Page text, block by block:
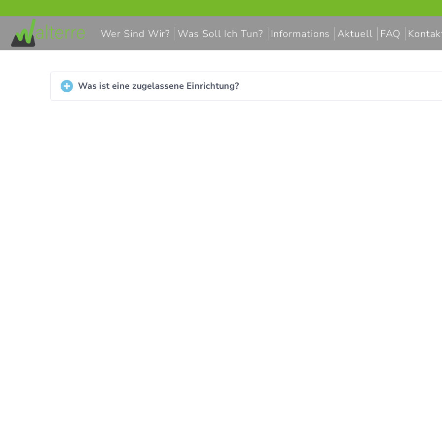
Wer Sind Wir? Was Soll Ich Tun? Informations Aktuell FAQ
Was ist eine zugelassene Einrichtung?